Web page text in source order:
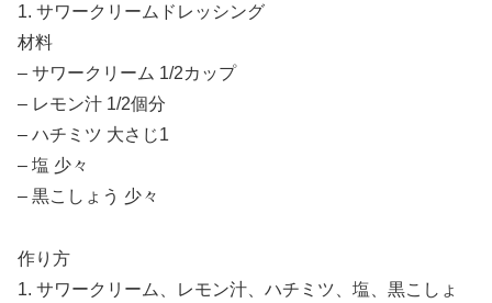
1. サワークリームドレッシング
材料
– サワークリーム 1/2カップ
– レモン汁 1/2個分
– ハチミツ 大さじ1
– 塩 少々
– 黒こしょう 少々
作り方
1. サワークリーム、レモン汁、ハチミツ、塩、黒こしょ